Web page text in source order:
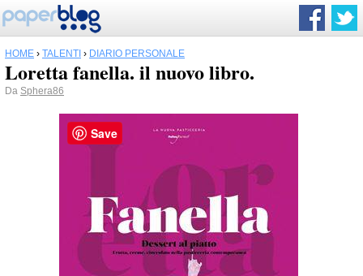
HOME › TALENTI › DIARIO PERSONALE
Loretta fanella. il nuovo libro.
Da Sphera86
Save